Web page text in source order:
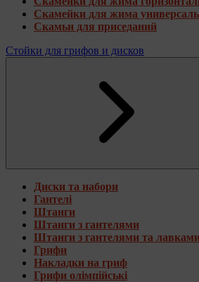
Скамейки для жима
Скамьи для приседаний
Стойки для грифов и дисков
Диски та набори
Гантелі
Штанги
Штанги з гантелями
Штанги з гантелями та
Грифи
Накладки на гриф
Грифи олімпійські